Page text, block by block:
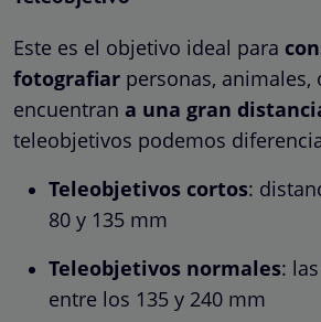
Este es el objetivo ideal para
fotografiar personas,
encuentran a una gran
teleobjetivos podemos
Teleobjetivos cortos:
80 y 135 mm
Teleobjetivos normales:
entre los 135 y 240 mm